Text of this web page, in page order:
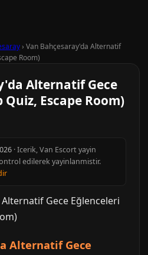
› Van Bahçesaray'da Alternatif
Room)
Alternatif Gece
Escape Room)
· Icerik, Van Escort yayin
edilerek yayinlanmistir.
Alternatif Gece